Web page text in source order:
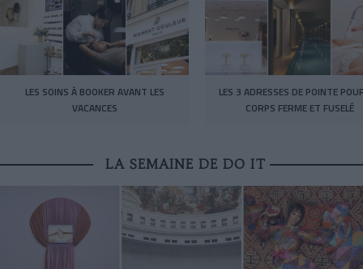
LES SOINS À BOOKER AVANT LES
VACANCES
LES 3 ADRESSES DE POINTE
CORPS FERME ET FUSELÉ
LA SEMAINE DE DO IT